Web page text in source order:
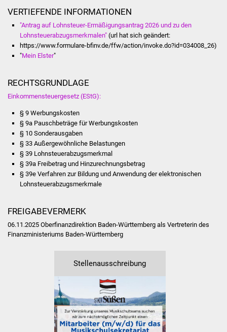
Familien
Familientreff
Migration und Integration
Freundeskreis Asyl
Ukraine-Hilfe
Wohnimmobilien +
Wirtschaft
Haushalt & Infos
Wirtschaftsförderung
VERTIEFENDE INFORMATIONEN
"Antrag auf Lohnsteuer-Ermäßigungsantrag 2026 und zu den
Lohnsteuerabzugsmerkmalen" (url hat sich geändert:
https://www.formulare-bfinv.de/ffw/action/invoke.do?id=034008_26)
"Mein Elster"
RECHTSGRUNDLAGE
Einkommensteuergesetz (EStG):
§ 9 Werbungskosten
§ 9a Pauschbeträge für Werbungskosten
§ 10 Sonderausgaben
§ 33 Außergewöhnliche Belastungen
§ 39 Lohnsteuerabzugsmerkmal
§ 39a Freibetrag und Hinzurechnungsbetrag
§ 39e Verfahren zur Bildung und Anwendung der elektronischen
Lohnsteuerabzugsmerkmale
FREIGABEVERMERK
06.11.2025 Oberfinanzdirektion Baden-Württemberg als Vertreterin des
Finanzministeriums Baden-Württemberg
Stellenausschreibung